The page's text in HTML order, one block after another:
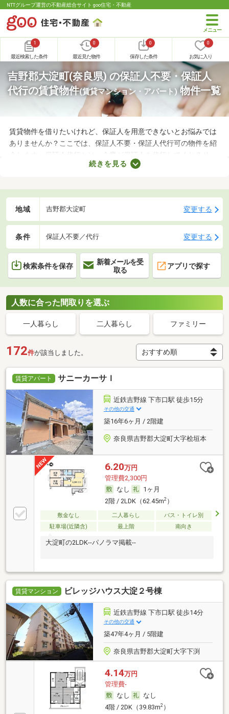
NTTグループ運営の不動産総合サイト goo住宅・不動産
1
最近検索した条件
0
最近見た物件
0
保存した条件
0
お気に入り
吉野郡大淀町(奈良県) の保証人不要・保証人
代行の賃貸物件(賃貸マンション・アパート)物件一覧
賃貸物件を借りたいけれど、保証人を用意できないとお悩みでは
ありませんか？ここでは、保証人不要・保証人代行可の物件を紹
介します。保証人代行とは、企業が保証人を代行してくれるサー
ビスです。保証人を用意できなくてもお部屋を借りられるので、
た生活を送りましょう。
続きを見る
地域 吉野郡大淀町 変更する
条件 保証人不要／代行 変更する
検索条件を保存
新着メールを受
取る
アプリで探す
人数に合った間取りを選ぶ
一人暮らし 二人暮らし ファミリー
172件が該当しました。
賃貸アパート サニーカーサＩ
近鉄吉野線 下市口駅 徒歩15分
その他の交通
築16年6ヶ月 / 2階建
奈良県吉野郡大淀町大字桧垣本
6.20万円
管理費2,300円
なし
1ヶ月
2階 / 2LDK（62.45m2）
敷金なし 二人暮らし
バス・トイレ別
駐車場(近隣含)
最上階 南向き
大淀町の2LDK--パノラマ掲載--
賃貸マンション ビレッジハウス大淀２号棟
近鉄吉野線 下市口駅 徒歩14分
その他の交通
築47年4ヶ月 / 5階建
奈良県吉野郡大淀町大字下渕
4.14万円
管理費-
なし
なし
4階 / 2DK（39.83m2）